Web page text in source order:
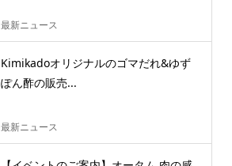
最新ニュース
Kimikadoオリジナルのゴマだれ&ゆず
ぽん酢の販売...
最新ニュース